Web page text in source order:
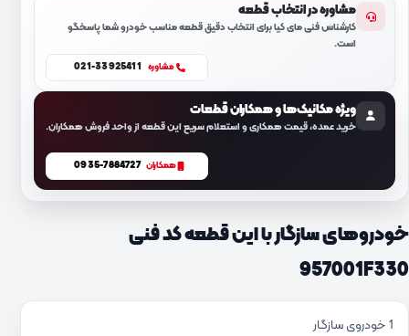
مشاوره در انتخاب قطعه
کارشناس فنی مای کیا برای انتخاب دقیق قطعه مناسب خودرو شما پاسخگو
است.
مشاوره 021-33925411
ویژه مکانیک‌ها و همکاران قطعات
خرید عمده، قیمت همکاری و استعلام سریع این قطعه از واحد فروش همکاران.
همکاران 0935-7884727
خودروهای سازگار با این قطعه کد فنی
957001F330
1 خودروی سازگار